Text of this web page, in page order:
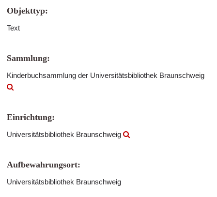
Objekttyp:
Text
Sammlung:
Kinderbuchsammlung der Universitätsbibliothek Braunschweig
Einrichtung:
Universitätsbibliothek Braunschweig
Aufbewahrungsort:
Universitätsbibliothek Braunschweig